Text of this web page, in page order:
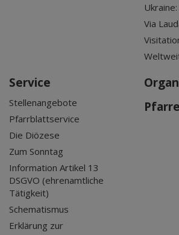
Via
Service
Stellenangebote
Pfarrblattservice
Die Diözese
Zum Sonntag
Information Artikel 13
DSGVO (ehrenamtliche
Tätigkeit)
Schematismus
Erklärung zur